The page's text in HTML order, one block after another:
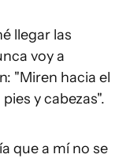
llegar las
voy a
"Miren hacia el
y cabezas".
que a mí no se